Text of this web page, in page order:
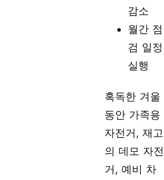
감소
월간 점
검 일정
실행
혹독한 겨울
동안 가족용
자전거, 재고
의 데모 자전
거, 예비 차